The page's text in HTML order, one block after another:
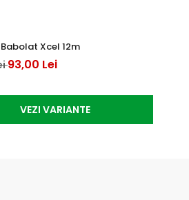
Xcel 12m
93,00 Lei
VEZI VARIANTE